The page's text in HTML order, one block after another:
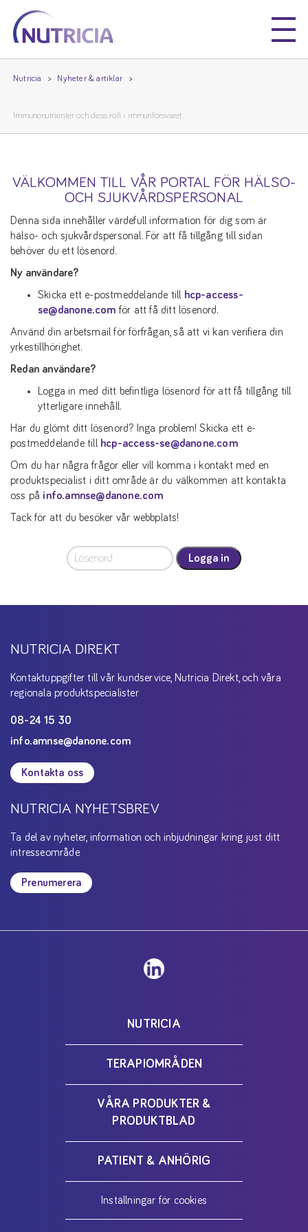
Nutricia
Nutricia
Nutricia Nyheter & artiklar
Immunonutrienter och dess roll i immunförsvaret.
VÄLKOMMEN TILL VÅR PORTAL FÖR HÄLSO-
OCH SJUKVÅRDSPERSONAL
Denna sida innehåller värdefull information för dig som är
hälso- och sjukvårdspersonal. För att få tillgång till sidan
behöver du ett lösenord.
Ny användare?
Skicka ett e-postmeddelande till
hcp-access-
se@danone.com för att få ditt lösenord.
Använd din arbetsmail för förfrågan, så att vi kan verifiera din
yrkestillhörighet.
Redan användare?
Logga in med ditt befintliga lösenord för att få tillgång till
ytterligare innehåll.
Har du glömt ditt lösenord? Inga problem! Skicka ett e-
postmeddelande till
hcp-access-se@danone.com
Om du har några frågor eller vill komma i kontakt med en
produktspecialist i ditt område är du välkommen att kontakta
oss på info.amnse@danone.com
Tack för att du besöker vår webbplats!
Logga in
NUTRICIA DIREKT
Kontaktuppgifter till vår kundservice, Nutricia Direkt, och våra
regionala produktspecialister
08-24 15 30
info.amnse@danone.com
Kontakta oss
NUTRICIA NYHETSBREV
Ta del av nyheter, information och inbjudningar kring just ditt
intresseområde
Prenumerera
NUTRICIA
TERAPIOMRÅDEN
VÅRA PRODUKTER &
PRODUKTBLAD
PATIENT & ANHÖRIG
Inställningar för cookies